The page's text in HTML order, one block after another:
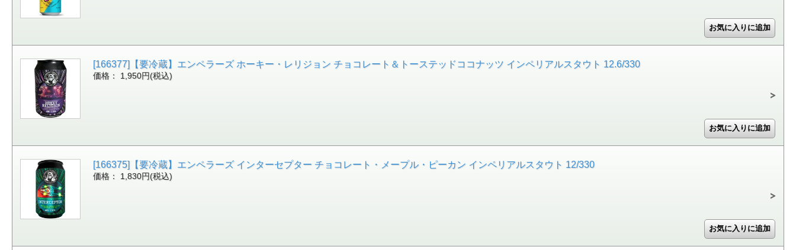
[166377]【要冷蔵】エンペラーズ ホーキー・レリジョン チョコレート＆トーステッドココナッツ インペリアルスタウト 12.6/330
価格： 1,950円(税込)
[166375]【要冷蔵】エンペラーズ インターセプター チョコレート・メープル・ピーカン インペリアルスタウト 12/330
価格： 1,830円(税込)